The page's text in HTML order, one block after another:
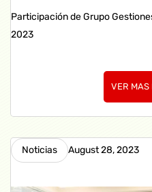
Participación de Grupo
2023
VER MAS
Noticias August 28, 2023